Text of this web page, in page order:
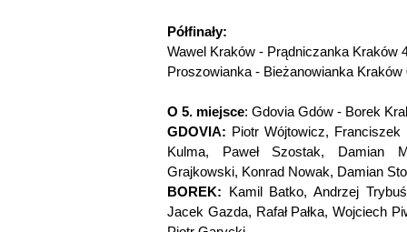
Półfinały:
Wawel Kraków - Prądniczanka Kraków
Proszowianka - Bieżanowianka Kraków
O 5. miejsce: Gdovia Gdów - Borek
GDOVIA: Piotr Wójtowicz,
Kulma, Paweł Szostak, Damian
Grajkowski, Konrad Nowak, Damian
BOREK: Kamil Batko, Andrzej
Jacek Gazda, Rafał Pałka, Wojciech